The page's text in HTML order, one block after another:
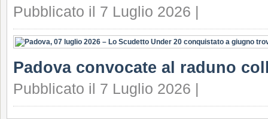
Pubblicato il 7 Luglio 2026 |
Padova convocate al raduno
Pubblicato il 7 Luglio 2026 |